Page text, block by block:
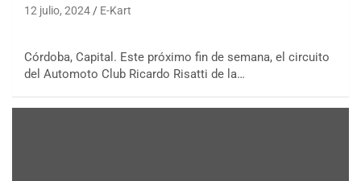
12 julio, 2024 E-Kart
Córdoba, Capital. Este próximo fin de semana, el circuito
del Automoto Club Ricardo Risatti de la…